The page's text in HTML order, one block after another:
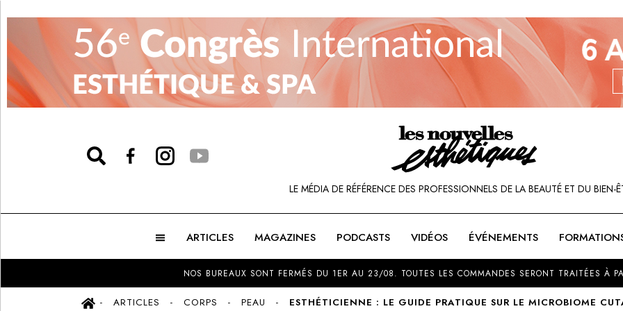
LE MÉDIA DE RÉFÉRENCE DES PROFESSIONNELS DE LA BEAUTÉ ET DU BIEN-
ARTICLES MAGAZINES PODCASTS VIDÉOS ÉVÉNEMENTS
NOS BUREAUX SONT FERMÉS DU 1ER AU 23/08. TOUTES LES COMMANDES SERONT TRAITÉES À
ARTICLES CORPS PEAU ESTHÉTICIENNE : LE GUIDE PRATIQUE SUR LE MICROBIOME